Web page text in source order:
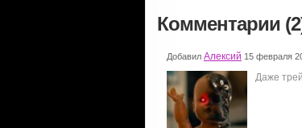
Комментарии
Добавил Алексий 15 февраля
Даже